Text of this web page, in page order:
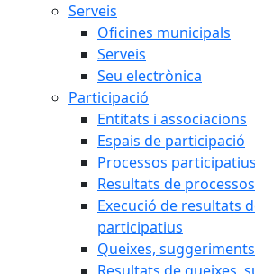
Serveis
Oficines municipals
Serveis
Seu electrònica
Participació
Entitats i associacions
Espais de participació
Processos
Resultats de
Execució de resultats
participatius
Queixes,